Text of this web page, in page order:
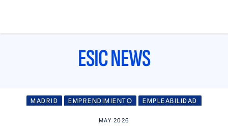
principal
ESIC NEWS
MADRID EMPRENDIMIENTO EMPLEABILIDAD
MAY 2026